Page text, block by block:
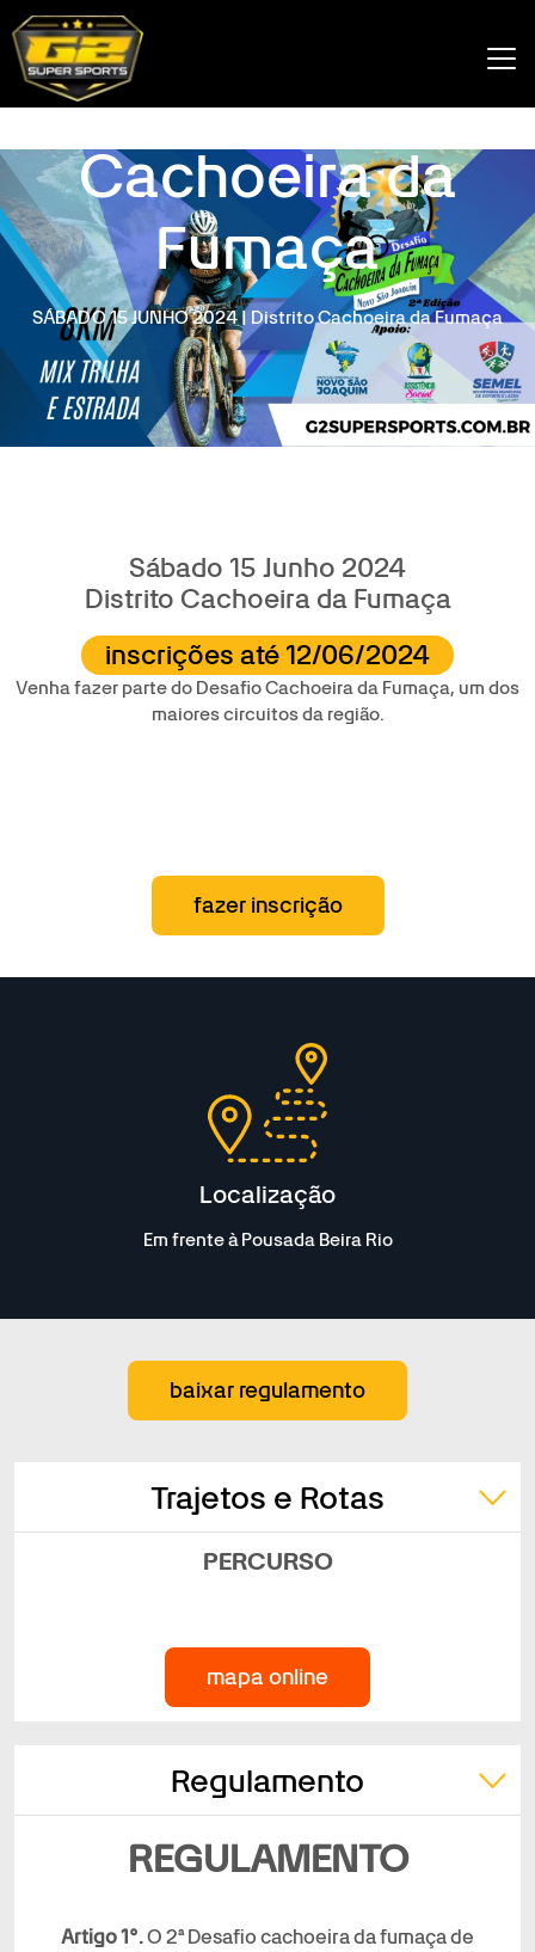
2º Desafio
Cachoeira da
Fumaça
SÁBADO 15 JUNHO 2024 | Distrito Cachoeira da Fumaça
Sábado 15 Junho 2024
Distrito Cachoeira da Fumaça
inscrições até 12/06/2024
Venha fazer parte do Desafio Cachoeira da Fumaça, um dos
maiores circuitos da região.
fazer inscrição
Localização
Em frente à Pousada Beira Rio
baixar regulamento
Trajetos e Rotas
PERCURSO
mapa online
Regulamento
REGULAMENTO
Artigo 1°.O 2ª Desafio cachoeira da fumaça de